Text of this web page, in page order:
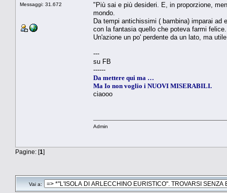
Messaggi: 31.672
"Più sai e più desideri. E, in proporzione,
mondo.
Da tempi antichissimi ( bambina) imparai ad
con la fantasia quello che poteva farmi
Un'azione un po' perdente da un lato, ma
---
su FB
------
Da mettere qui ma …
Ma Io non voglio i NUOVI MISERABILI.
ciaooo
Admin
Pagine: [1]
Vai a: